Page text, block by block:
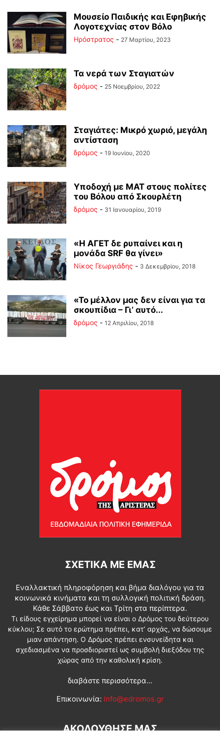
Μουσείο Παιδικής και Εφηβικής
Λογοτεχνίας στον Βόλο
Ηρόστρατος - 27 Μαρτίου, 2023
Τα νερά των Σταγιατών
δρόμος - 25 Νοεμβρίου, 2022
Σταγιάτες: Μικρό χωριό, μεγάλη
αντίσταση
δρόμος - 19 Ιουνίου, 2020
Υποδοχή με ΜΑΤ στους πολίτες
του Βόλου από Σκουρλέτη
δρόμος - 31 Ιανουαρίου, 2019
«Η ΑΓΕΤ δε ρυπαίνει και η
μονάδα SRF θα γίνει»
Νίκος Γεωργιάδης - 3 Δεκεμβρίου, 2018
«Το μέλλον μας δεν είναι για τα
σκουπίδια – Γι’ αυτό...
δρόμος - 12 Απριλίου, 2018
ΣΧΕΤΙΚΆ ΜΕ ΕΜΆΣ
Εναλλακτική πληροφόρηση και βήμα διαλόγου για τα
κοινωνικά κινήματα και τη συλλογική πολιτική δράση.
Κάθε Σάββατο έως και Τρίτη στα περίπτερα.
Τι είδους εγχείρημα μπορεί να είναι ο Δρόμος του δεύτερου
κύκλου; Σε αυτό το ερώτημα πρέπει, κατ’ αρχάς, να δώσουμε
μιαν απάντηση. Ο Δρόμος πρέπει ενσυνείδητα και
σχεδιασμένα να προσδιοριστεί ως συμβολή διεξόδου της
χώρας από την καθολική κρίση.
διαβάστε περισσότερα...
Επικοινωνία: info@edromos.gr
ΑΚΟΛΟΥΘΗΣΕ ΜΑΣ